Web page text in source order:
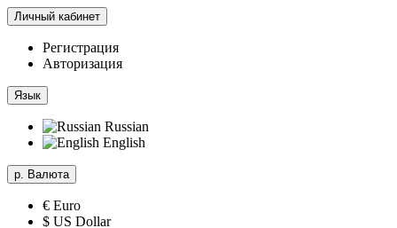
Личный кабинет
Регистрация
Авторизация
Язык
Russian
English
р. Валюта
€ Euro
$ US Dollar